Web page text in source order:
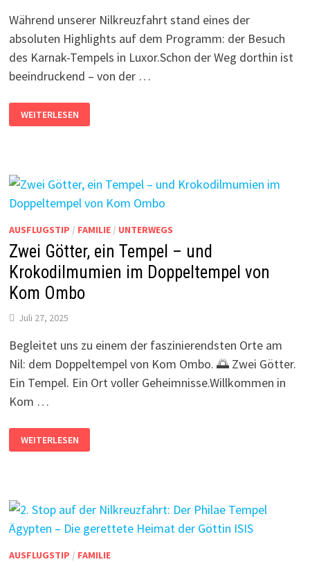
Während unserer Nilkreuzfahrt stand eines der
absoluten Highlights auf dem Programm: der Besuch
des Karnak-Tempels in Luxor.Schon der Weg dorthin ist
beeindruckend – von der …
BESUCH
IM
ERLEBNIS
VOLLER
GESCHICHTE
WEITERLESEN
AUSFLUGSTIP / FAMILIE/ UNTERWEGS
Zwei Götter, ein Tempel – und
Krokodilmumien im Doppeltempel von
Kom Ombo
Juli 27, 2025
Begleitet uns zu einem der faszinierendsten Orte am
Nil: dem Doppeltempel von Kom Ombo. 🌅 Zwei Götter.
Ein Tempel. Ein Ort voller Geheimnisse.Willkommen in
Kom …
GÖTTER,
EIN
IM
DOPPELTEMPEL
KOM
WEITERLESEN
AUSFLUGSTIP / FAMILIE